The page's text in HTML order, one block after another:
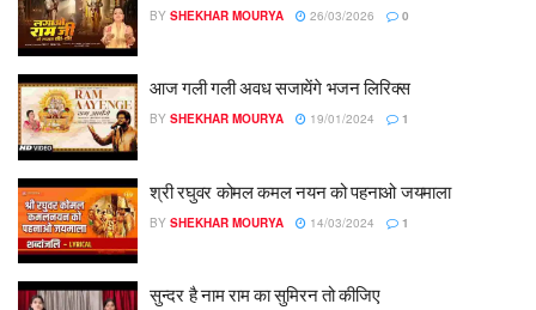
BY SHEKHAR MOURYA 26/03/2026 0
आज गली गली अवध सजायेंगे भजन लिरिक्स
BY SHEKHAR MOURYA 19/01/2024 1
श्री रघुवर कोमल कमल नयन को पहनाओ जयमाला
BY SHEKHAR MOURYA 14/03/2024 1
सुन्दर है नाम राम का सुमिरन तो कीजिए